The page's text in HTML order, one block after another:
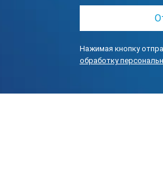
и спектральной области
Нажимая кнопку
обработку